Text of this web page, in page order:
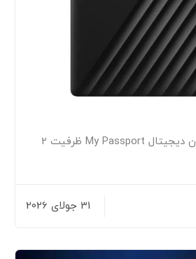
هارد اکسترنال وسترن دیجیتال My Passport ظرفیت ۲